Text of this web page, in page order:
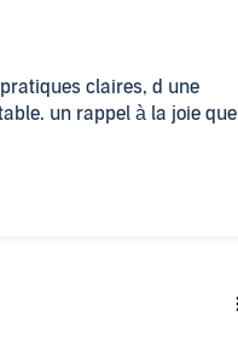
claires, d une
un rappel à la joie que